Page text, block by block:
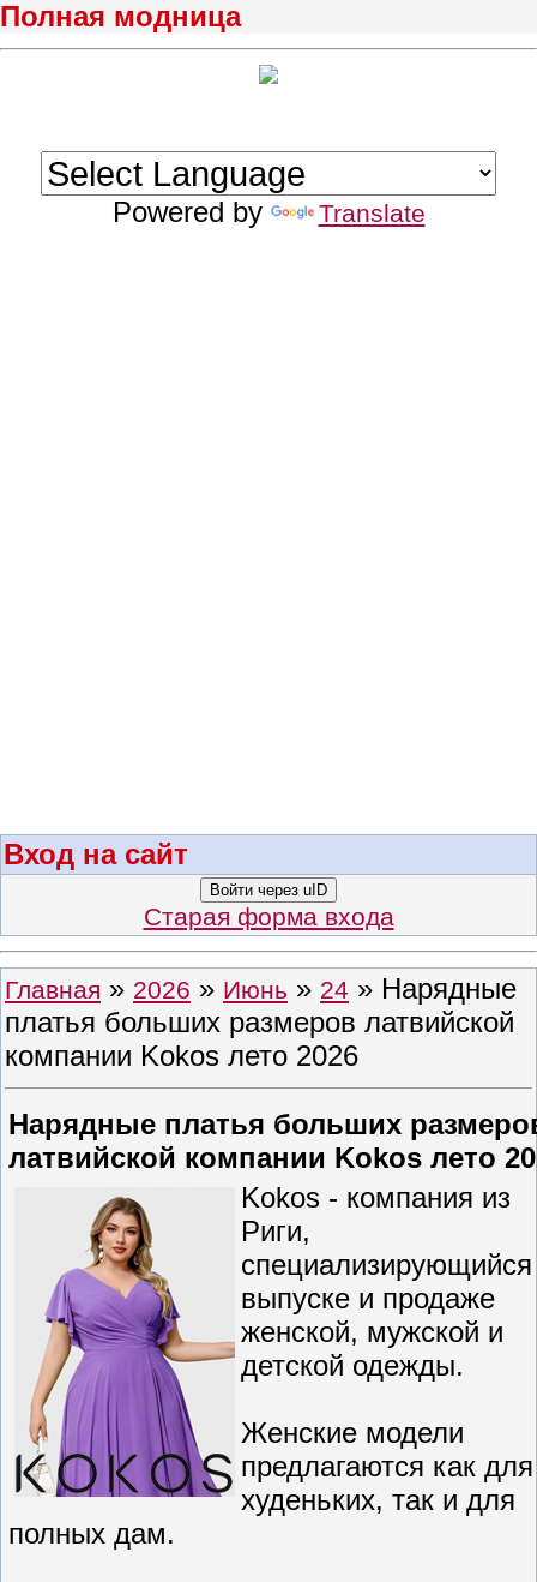
Полная модница
Powered by Translate
Вход на сайт
Войти через uID
Старая форма входа
Главная » 2026 » Июнь » 24 » Нарядные
платья больших размеров латвийской
компании Kokos лето 2026
Нарядные платья больших
латвийской компании Kokos лето
Kokos - компания из
Риги,
выпуске и продаже
женской, мужской и
детской одежды.
Женские модели
предлагаются как для
худеньких, так и для
полных дам.